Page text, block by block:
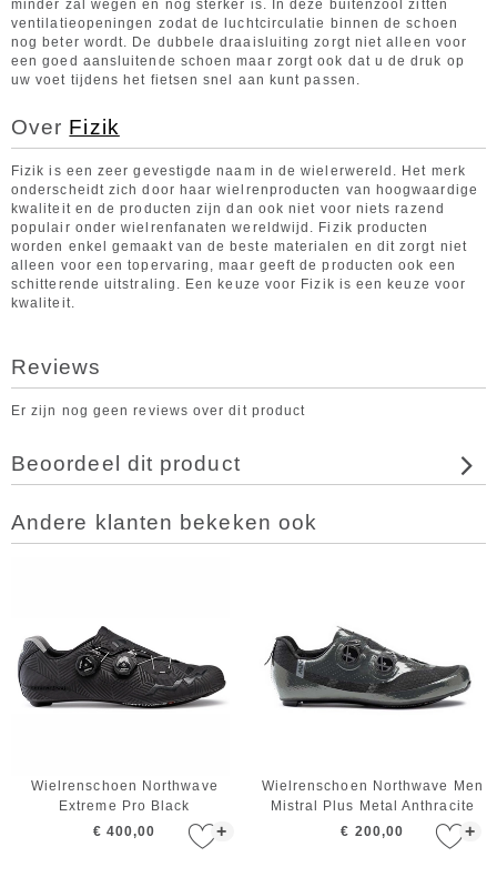
minder zal wegen en nog sterker is. In deze buitenzool zitten
ventilatieopeningen zodat de luchtcirculatie binnen de schoen
nog beter wordt. De dubbele draaisluiting zorgt niet alleen voor
een goed aansluitende schoen maar zorgt ook dat u de druk op
uw voet tijdens het fietsen snel aan kunt passen.
Over Fizik
Fizik is een zeer gevestigde naam in de wielerwereld. Het merk
onderscheidt zich door haar wielrenproducten van hoogwaardige
kwaliteit en de producten zijn dan ook niet voor niets razend
populair onder wielrenfanaten wereldwijd. Fizik producten
worden enkel gemaakt van de beste materialen en dit zorgt niet
alleen voor een topervaring, maar geeft de producten ook een
schitterende uitstraling. Een keuze voor Fizik is een keuze voor
kwaliteit.
Reviews
Er zijn nog geen reviews over dit product
Beoordeel dit product
Andere klanten bekeken ook
+
Wielrenschoen Northwave
Extreme Pro Black
€ 400,00
+
Wielrenschoen Northwave Men
Mistral Plus Metal Anthracite
€ 200,00